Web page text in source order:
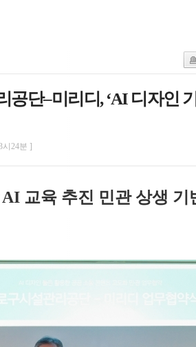
공단–미리디, ‘AI 디자인
시24분 ]
교육 추진 민관 상생